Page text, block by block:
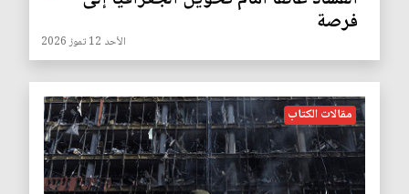
فرصة
الأحد 12 تموز 2026
مقالات الكتاب